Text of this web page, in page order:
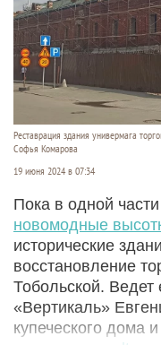
Реставрация здания универмага
Софья Комарова
19 июня 2024 в 07:34
Пока в одной
новомодные
исторические
восстановление
Тобольской. Ведет
«Вертикаль»
купеческого дома